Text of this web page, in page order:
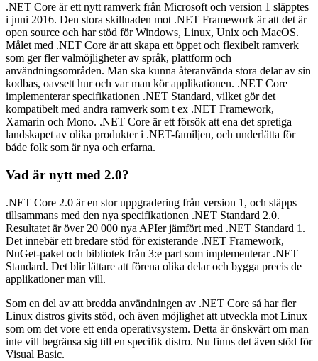
.NET Core är ett nytt ramverk från Microsoft och version 1 släpptes
i juni 2016. Den stora skillnaden mot .NET Framework är att det är
open source och har stöd för Windows, Linux, Unix och MacOS.
Målet med .NET Core är att skapa ett öppet och flexibelt ramverk
som ger fler valmöjligheter av språk, plattform och
användningsområden. Man ska kunna återanvända stora delar av sin
kodbas, oavsett hur och var man kör applikationen. .NET Core
implementerar specifikationen .NET Standard, vilket gör det
kompatibelt med andra ramverk som t ex .NET Framework,
Xamarin och Mono. .NET Core är ett försök att ena det spretiga
landskapet av olika produkter i .NET-familjen, och underlätta för
både folk som är nya och erfarna.
Vad är nytt med 2.0?
.NET Core 2.0 är en stor uppgradering från version 1, och släpps
tillsammans med den nya specifikationen .NET Standard 2.0.
Resultatet är över 20 000 nya APIer jämfört med .NET Standard 1.
Det innebär ett bredare stöd för existerande .NET Framework,
NuGet-paket och bibliotek från 3:e part som implementerar .NET
Standard. Det blir lättare att förena olika delar och bygga precis de
applikationer man vill.
Som en del av att bredda användningen av .NET Core så har fler
Linux distros givits stöd, och även möjlighet att utveckla mot Linux
som om det vore ett enda operativsystem. Detta är önskvärt om man
inte vill begränsa sig till en specifik distro. Nu finns det även stöd för
Visual Basic.